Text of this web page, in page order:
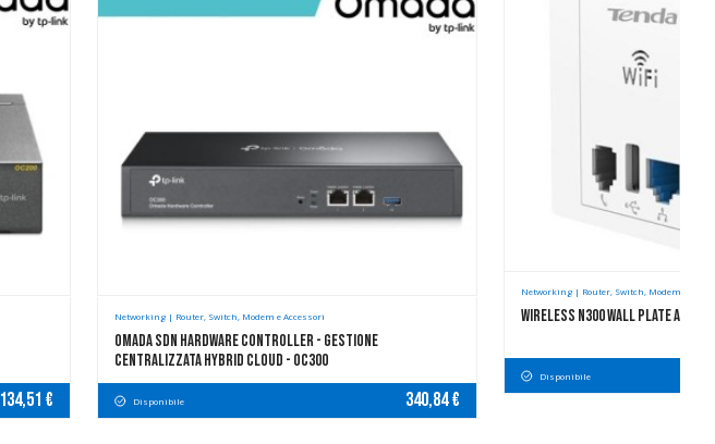
134,51 €
Networking | Router, Switch, Modem e Accessori
Omada SDN Hardware Controller - Gestione
Centralizzata Hybrid Cloud - OC300
Disponibile 340,84 €
Networking | Router, Switch, Modem e
Wireless N300 Wall Plate
Disponibile